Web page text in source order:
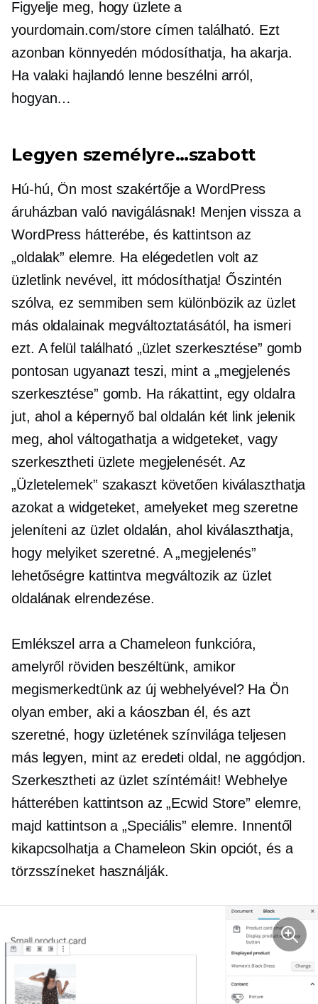
Figyelje meg, hogy üzlete a
yourdomain.com/store címen található. Ezt
azonban könnyedén módosíthatja, ha akarja.
Ha valaki hajlandó lenne beszélni arról,
hogyan…
Legyen személyre…szabott
Hú-hú, Ön most szakértője a WordPress
áruházban való navigálásnak! Menjen vissza a
WordPress hátterébe, és kattintson az
„oldalak” elemre. Ha elégedetlen volt az
üzletlink nevével, itt módosíthatja! Őszintén
szólva, ez semmiben sem különbözik az üzlet
más oldalainak megváltoztatásától, ha ismeri
ezt. A felül található „üzlet szerkesztése” gomb
pontosan ugyanazt teszi, mint a „megjelenés
szerkesztése” gomb. Ha rákattint, egy oldalra
jut, ahol a képernyő bal oldalán két link jelenik
meg, ahol váltogathatja a widgeteket, vagy
szerkesztheti üzlete megjelenését. Az
„Üzletelemek” szakaszt követően kiválaszthatja
azokat a widgeteket, amelyeket meg szeretne
jeleníteni az üzlet oldalán, ahol kiválaszthatja,
hogy melyiket szeretné. A „megjelenés”
lehetőségre kattintva megváltozik az üzlet
oldalának elrendezése.
Emlékszel arra a Chameleon funkcióra,
amelyről röviden beszéltünk, amikor
megismerkedtünk az új webhelyével? Ha Ön
olyan ember, aki a káoszban él, és azt
szeretné, hogy üzletének színvilága teljesen
más legyen, mint az eredeti oldal, ne aggódjon.
Szerkesztheti az üzlet színtémáit! Webhelye
hátterében kattintson az „Ecwid Store” elemre,
majd kattintson a „Speciális” elemre. Innentől
kikapcsolhatja a Chameleon Skin opciót, és a
törzsszíneket használják.